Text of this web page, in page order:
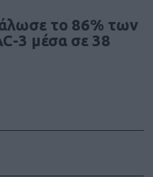
το 86% των
3 μέσα σε 38